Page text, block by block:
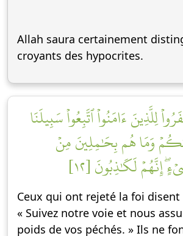
Allah saura certainement
croyants des hypocrites.
لِلَّذِينَ ءَامَنُواْ ٱتَّبِعُواْ سَبِيلَنَا
وَمَا هُم بِحَٰمِلِينَ مِنۡ
لَكَٰذِبُونَ [١٢]
Ceux qui ont rejeté la foi disent
« Suivez notre voie et nous
poids de vos péchés. » Ils ne